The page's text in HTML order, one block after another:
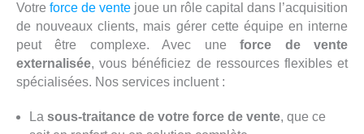
Votre force de vente joue un rôle capital dans l’acquisition
de nouveaux clients, mais gérer cette équipe en interne
peut être complexe. Avec uneforce de vente
externalisée, vous bénéficiez de ressources flexibles et
spécialisées. Nos services incluent :
La sous-traitance de votre force de vente, que ce